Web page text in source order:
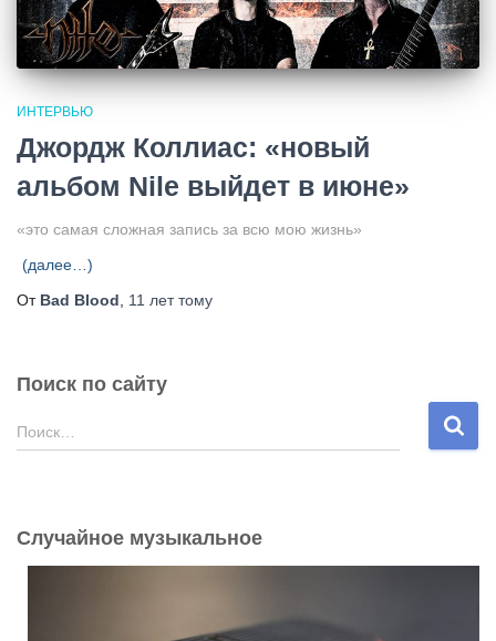
ИНТЕРВЬЮ
Джордж Коллиас: «новый
альбом Nile выйдет в июне»
«это самая сложная запись за всю мою жизнь»
(далее…)
От Bad Blood 11 леттому
Поиск по сайту
Н
а
:
Поиск…
Случайное музыкальное